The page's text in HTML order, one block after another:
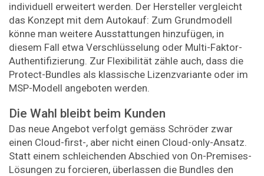
individuell erweitert werden. Der Hersteller vergleicht
das Konzept mit dem Autokauf: Zum Grundmodell
könne man weitere Ausstattungen hinzufügen, in
diesem Fall etwa Verschlüsselung oder Multi-Faktor-
Authentifizierung. Zur Flexibilität zähle auch, dass die
Protect-Bundles als klassische Lizenzvariante oder im
MSP-Modell angeboten werden.
Die Wahl bleibt beim Kunden
Das neue Angebot verfolgt gemäss Schröder zwar
einen Cloud-first-, aber nicht einen Cloud-only-Ansatz.
Statt einem schleichenden Abschied von On-Premises-
Lösungen zu forcieren, überlassen die Bundles den